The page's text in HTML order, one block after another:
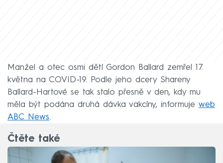
Manžel a otec osmi dětí Gordon Ballard zemřel 17.
května na COVID-19. Podle jeho dcery Shareny
Ballard-Hartové se tak stalo přesně v den, kdy mu
měla být podána druhá dávka vakcíny, informuje web
ABC News.
Čtěte také